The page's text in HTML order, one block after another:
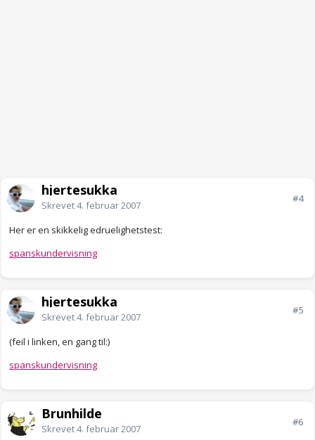
hjertesukka
Skrevet4. februar 2007
#4
Her er en skikkelig edruelighetstest:
spanskundervisning
hjertesukka
Skrevet4. februar 2007
#5
(feil i linken, en gang til:)
spanskundervisning
Brunhilde
Skrevet4. februar 2007
#6